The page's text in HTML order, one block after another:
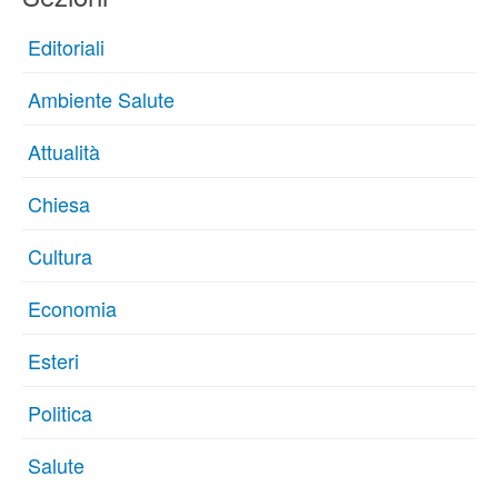
Editoriali
Ambiente Salute
Attualità
Chiesa
Cultura
Economia
Esteri
Politica
Salute